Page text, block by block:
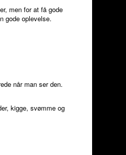
men for at få gode
gode oplevelse.
når man ser den.
kigge, svømme og